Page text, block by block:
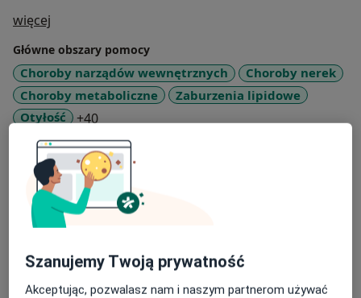
więcej
Główne obszary pomocy
Choroby narządów wewnętrznych
Choroby nerek
Choroby metaboliczne
Zaburzenia lipidowe
Otyłość
+40a11y_sr_more_diseases
Rodzaje konsultacji
StacjonarneZobacz lokalizacje (1)
Zdjęcia i filmy
Szanujemy Twoją prywatność
Akceptując, pozwalasz nam i naszym partnerom używać